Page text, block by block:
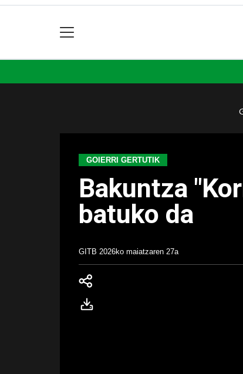
GOIERRI GERTUTIK
Bakuntza
batuko da
GITB 2026ko maiatzaren 27a